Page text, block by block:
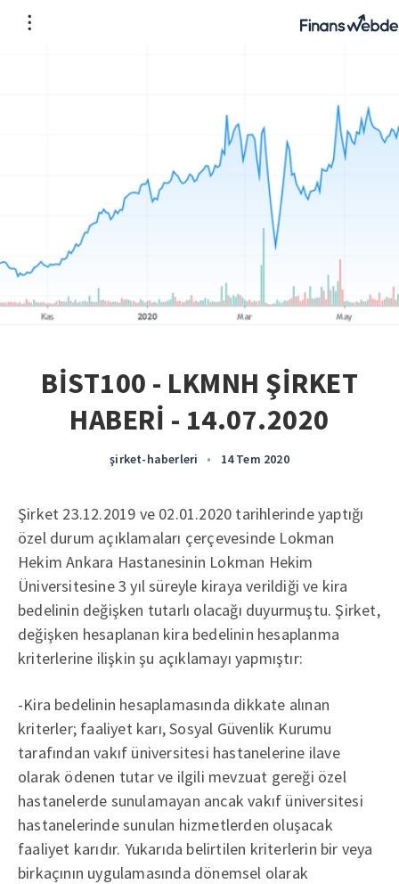
BİST100 - LKMNH ŞİRKET
HABERİ - 14.07.2020
şirket-haberleri • 14 Tem 2020
Şirket 23.12.2019 ve 02.01.2020 tarihlerinde yaptığı
özel durum açıklamaları çerçevesinde Lokman
Hekim Ankara Hastanesinin Lokman Hekim
Üniversitesine 3 yıl süreyle kiraya verildiği ve kira
bedelinin değişken tutarlı olacağı duyurmuştu. Şirket,
değişken hesaplanan kira bedelinin hesaplanma
kriterlerine ilişkin şu açıklamayı yapmıştır:
-Kira bedelinin hesaplamasında dikkate alınan
kriterler; faaliyet karı, Sosyal Güvenlik Kurumu
tarafından vakıf üniversitesi hastanelerine ilave
olarak ödenen tutar ve ilgili mevzuat gereği özel
hastanelerde sunulamayan ancak vakıf üniversitesi
hastanelerinde sunulan hizmetlerden oluşacak
faaliyet karıdır. Yukarıda belirtilen kriterlerin bir veya
birkaçının uygulamasında dönemsel olarak